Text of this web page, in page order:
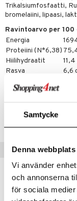
Samtycke
Denna
Vi använder
och annonserna
för sociala
Trikalsiumfosfaatti,
bromelaiini, lipaasi,
Ravintoarvo per 100
Energia
Proteiini (N*6,38)
Hiilihydraatit
Rasva
6,6
HPC0B-HL-5
& vastauksia